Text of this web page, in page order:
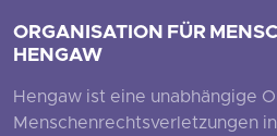
ORGANISATION FÜR
HENGAW
Hengaw ist eine unabhängige
Menschenrechtsverletzungen